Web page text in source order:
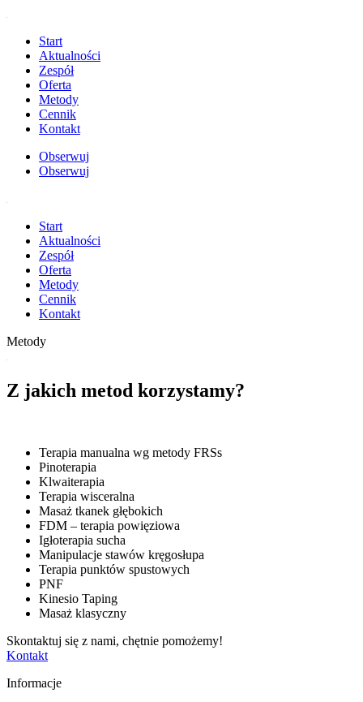
Start
Aktualności
Zespół
Oferta
Metody
Cennik
Kontakt
Obserwuj
Obserwuj
Start
Aktualności
Zespół
Oferta
Metody
Cennik
Kontakt
Metody
Z jakich metod korzystamy?
Terapia manualna wg metody FRSs
Pinoterapia
Klwaiterapia
Terapia wisceralna
Masaż tkanek głębokich
FDM – terapia powięziowa
Igłoterapia sucha
Manipulacje stawów kręgosłupa
Terapia punktów spustowych
PNF
Kinesio Taping
Masaż klasyczny
Skontaktuj się z nami, chętnie pomożemy!
Kontakt
Informacje